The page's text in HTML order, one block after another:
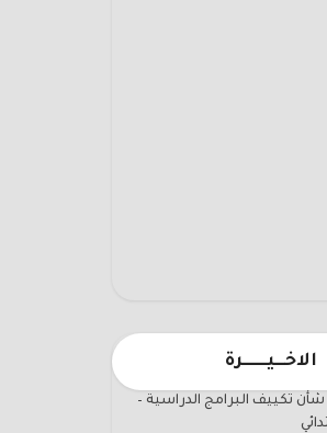
الاخـــيـــــــرة
تكييف البرامج الدراسية –